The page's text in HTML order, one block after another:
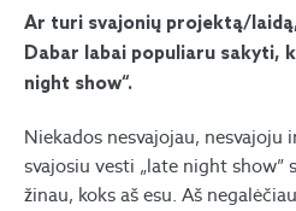
Ar turi svajonių projektą/
Dabar labai populiaru sakyti,
night show“.
Niekados nesvajojau, nesvajoju
svajosiu vesti „late night show”
žinau, koks aš esu. Aš